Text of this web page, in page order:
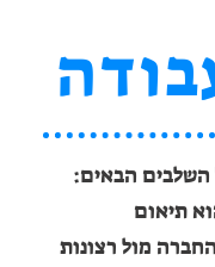
השלבים הבאים:
תיאום
מול רצונות